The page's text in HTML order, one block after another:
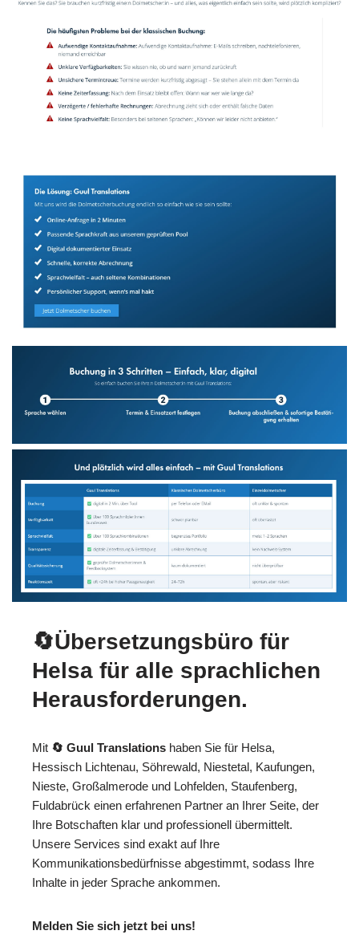
🔄Übersetzungsbüro für
Helsa für alle sprachlichen
Herausforderungen.
Mit 🔄 Guul Translations haben Sie für Helsa,
Hessisch Lichtenau, Söhrewald, Niestetal, Kaufungen,
Nieste, Großalmerode und Lohfelden, Staufenberg,
Fuldabrück einen erfahrenen Partner an Ihrer Seite, der
Ihre Botschaften klar und professionell übermittelt.
Unsere Services sind exakt auf Ihre
Kommunikationsbedürfnisse abgestimmt, sodass Ihre
Inhalte in jeder Sprache ankommen.
Melden Sie sich jetzt bei uns!